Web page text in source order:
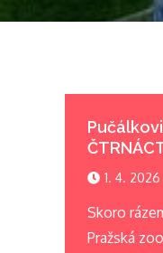
1. 4. 2026
Skoro
Pražská